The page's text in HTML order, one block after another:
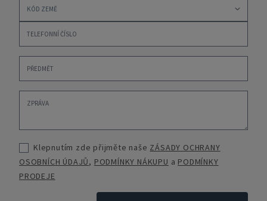
Klepnutím zde přijměte naše ZÁSADY OCHRANY
OSOBNÍCH ÚDAJŮ, PODMÍNKY NÁKUPU a PODMÍNKY
PRODEJE